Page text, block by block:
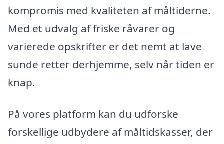
kompromis med kvaliteten af måltiderne.
Med et udvalg af friske råvarer og
varierede opskrifter er det nemt at lave
sunde retter derhjemme, selv når tiden er
knap.
På vores platform kan du udforske
forskellige udbydere af måltidskasser, der